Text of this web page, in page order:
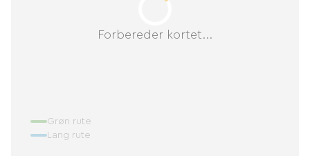
Forbereder kortet...
Grøn rute
Lang rute